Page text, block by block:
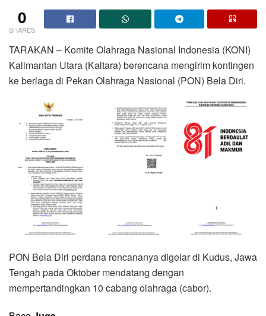
0
SHARES
TARAKAN – Komite Olahraga Nasional Indonesia (KONI)
Kalimantan Utara (Kaltara) berencana mengirim kontingen
ke berlaga di Pekan Olahraga Nasional (PON) Bela Diri.
PON Bela Diri perdana rencananya digelar di Kudus, Jawa
Tengah pada Oktober mendatang dengan
mempertandingkan 10 cabang olahraga (cabor).